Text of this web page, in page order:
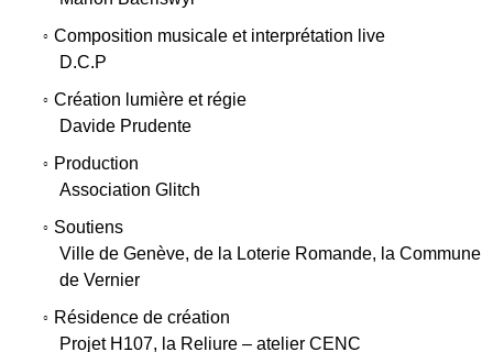
○
Composition musicale et interprétation live
D.C.P
○
Création lumière et régie
Davide Prudente
○
Production
Association Glitch
○
Soutiens
Ville de Genève, de la Loterie Romande, la Commune
de Vernier
○
Résidence de création
Projet H107, la Reliure – atelier CENC